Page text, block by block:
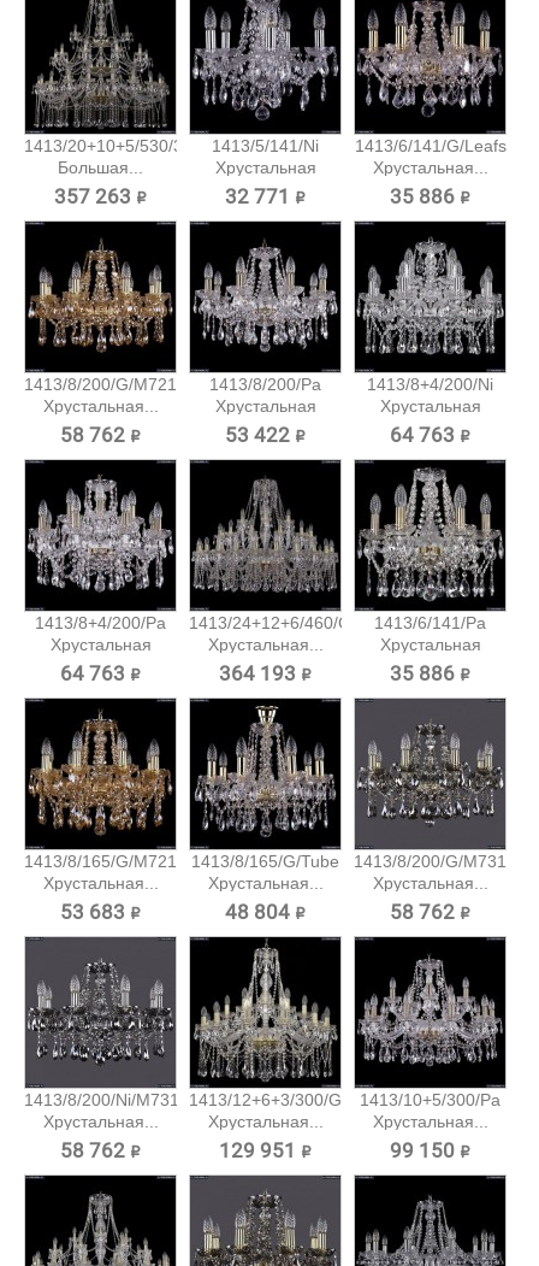
1413/20+10+5/530/3d/G
Большая...
357 263 ₽
1413/5/141/Ni
Хрустальная
подвесная...
32 771 ₽
1413/6/141/G/Leafs
Хрустальная...
35 886 ₽
1413/8/200/G/M721
Хрустальная...
58 762 ₽
1413/8/200/Pa
Хрустальная
подвесная...
53 422 ₽
1413/8+4/200/Ni
Хрустальная
подвесная...
64 763 ₽
1413/8+4/200/Pa
Хрустальная
подвесная...
64 763 ₽
1413/24+12+6/460/G
Хрустальная...
364 193 ₽
1413/6/141/Pa
Хрустальная
подвесная...
35 886 ₽
1413/8/165/G/M721
Хрустальная...
53 683 ₽
1413/8/165/G/Tube
Хрустальная...
48 804 ₽
1413/8/200/G/M731
Хрустальная...
58 762 ₽
1413/8/200/Ni/M731
Хрустальная...
58 762 ₽
1413/12+6+3/300/G
Хрустальная...
129 951 ₽
1413/10+5/300/Pa
Хрустальная...
99 150 ₽